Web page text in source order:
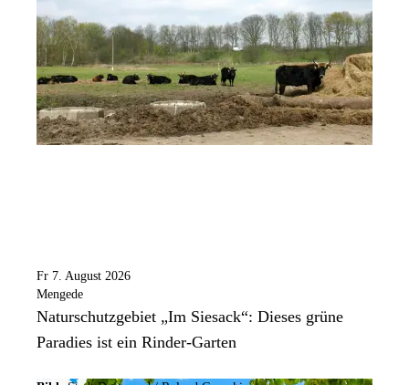
Fr 7. August 2026
Mengede
Naturschutzgebiet „Im Siesack“: Dieses grüne
Paradies ist ein Rinder-Garten